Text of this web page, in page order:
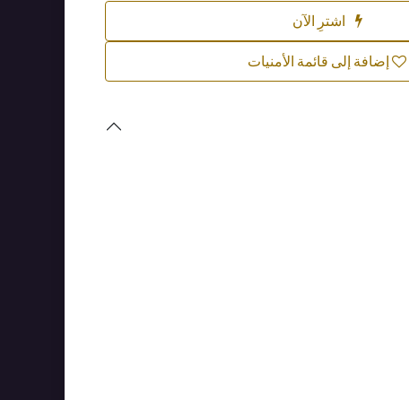
إضافة إلى قائمة الأمنيات